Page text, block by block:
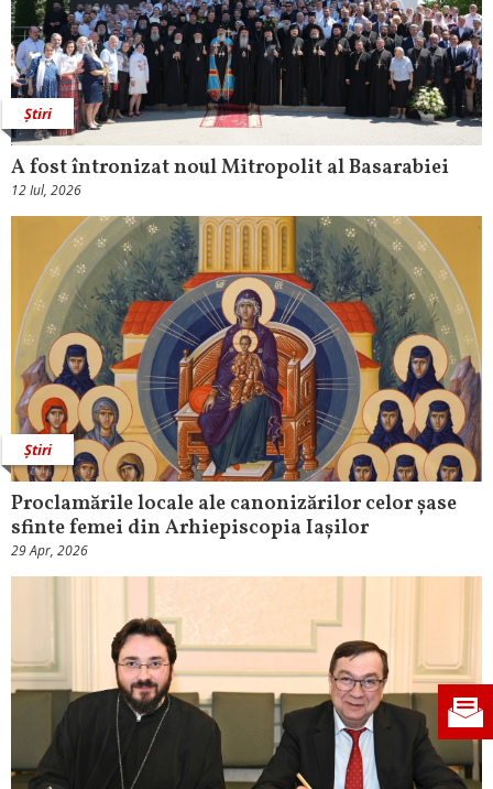
Știri
A fost întronizat noul Mitropolit al Basarabiei
12 Iul, 2026
Știri
Proclamările locale ale canonizărilor celor șase
sfinte femei din Arhiepiscopia Iașilor
29 Apr, 2026